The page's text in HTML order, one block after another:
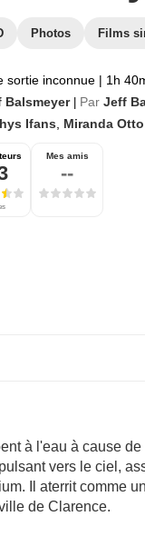
Photos Films
sortie inconnue | 1h
Balsmeyer Par Jeff
Ifans Miranda Otto
Mes amis
--
à l'eau à cause
vers le ciel,
Il aterrit comme
de Clarence.